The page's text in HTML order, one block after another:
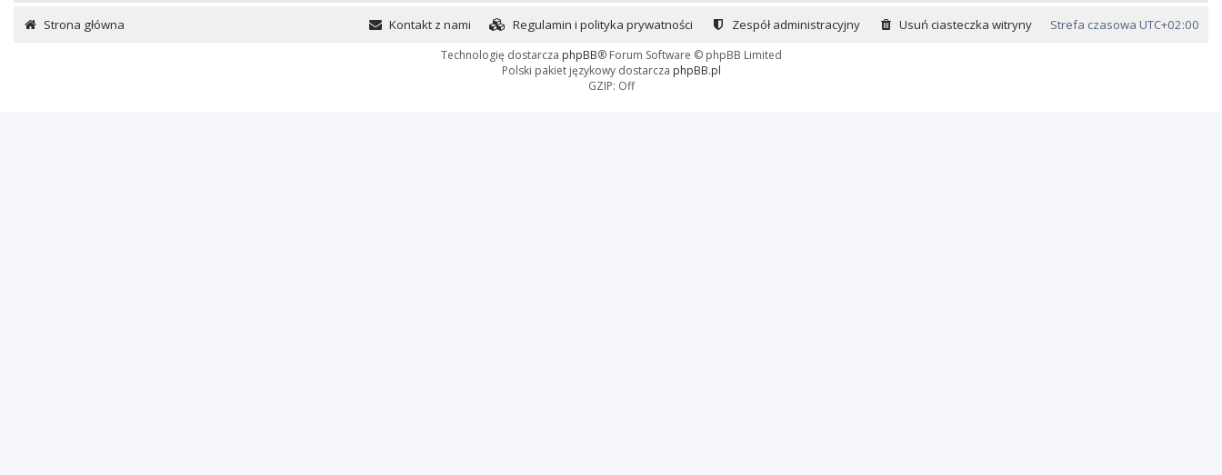
Strona główna Strefa czasowa UTC+02:00
Usuń ciasteczka witryny
Zespół administracyjny
Regulamin i polityka prywatności
Kontakt z nami
Technologię dostarcza phpBB® Forum Software © phpBB Limited
Polski pakiet językowy dostarcza phpBB.pl
GZIP: Off